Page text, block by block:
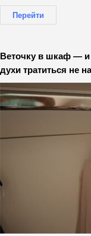
Перейти
Веточку в шкаф — и
духи тратиться не